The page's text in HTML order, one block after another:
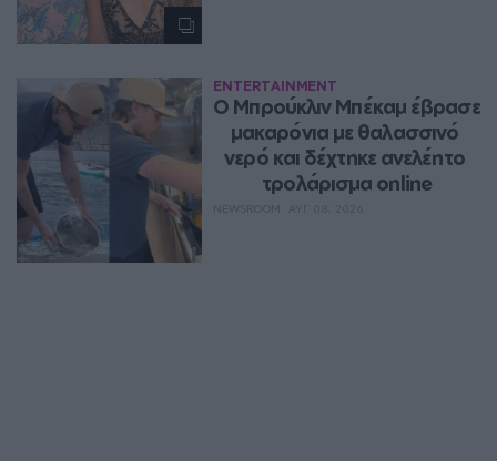
ENTERTAINMENT
Ο Μπρούκλιν Μπέκαμ έβρασε
μακαρόνια με θαλασσινό
νερό και δέχτηκε ανελέητο
τρολάρισμα online